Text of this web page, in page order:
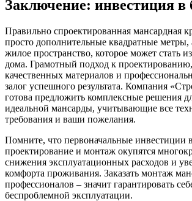
Заключение: инвестиция в
Правильно спроектированная мансардная
просто дополнительные квадратные
жилое пространство, которое может стать
дома. Грамотный подход к
качественных материалов и
залог успешного результата. Компания
готова предложить комплексные решения
идеальной мансарды, учитывающие все
требования и ваши пожелания.
Помните, что первоначальные инвестиции
проектирование и монтаж окупятся
снижения эксплуатационных расходов и
комфорта проживания. Заказать монтаж
профессионалов – значит гарантировать
беспроблемной эксплуатации.